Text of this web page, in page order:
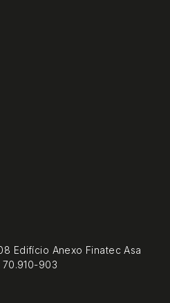
Edifício Anexo Finatec Asa
70.910-903